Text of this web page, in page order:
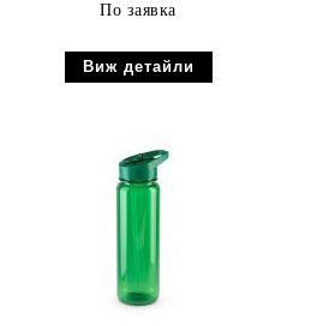
По заявка
Виж детайли